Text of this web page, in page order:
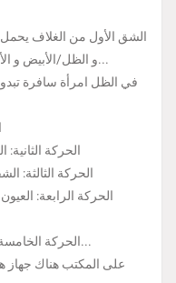
الشق الأول من الغلاف يحمل
و الظل/الأبيض و الأسود/الإشراق و الإخفاق/الرق و الانعتاق...
في الظل امرأة سافرة
الحركة
الحركة الثالثة:
الحركة الرابعة:
الحركة الخامسة: اليد اليسرى تتأهب للكتابة أو تنتهي منها...
على المكتب هناك جهاز